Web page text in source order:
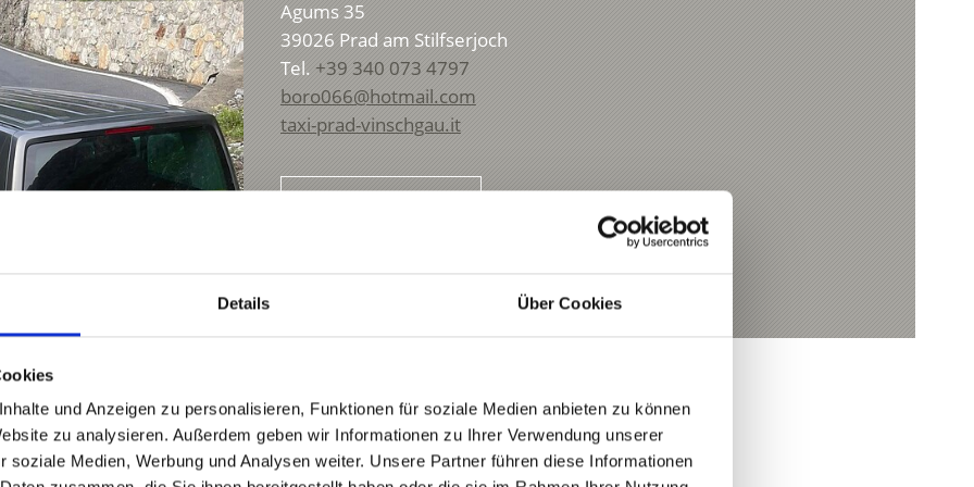
Details Über Cookies
und Anzeigen zu personalisieren, Funktionen für soziale Medien anbieten zu können
zu analysieren. Außerdem geben wir Informationen zu Ihrer Verwendung unserer
soziale Medien, Werbung und Analysen weiter. Unsere Partner führen diese Informationen
und mit der neuesten Technik ausgestattet, um Ihnen eine sichere und angenehme Fahrt zu
wir dafür, dass wir stets zur richtigen Zeit am richtigen Ort sind – ganz nach Ihrem Bedarf, pünktlich
schönsten Ausgangspunkten für Ihre Touren.
versteckte Kosten oder unangenehme Überraschungen. Sie wissen immer im Voraus, was Sie erwartet,
Agums 35
39026 Prad am Stilfserjoch
Tel. +39 340 073 4797
boro066@hotmail.com
taxi-prad-vinschgau.it
Mehr erfahren